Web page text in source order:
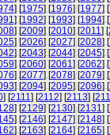
] [1975] [1976] [1977] [
] [1992] [1993] [1994] [
] [2009] [2010] [2011] [
] [2026] [2027] [2028] [
] [2043] [2044] [2045] [
] [2060] [2061] [2062] [
] [2077] [2078] [2079] [
] [2094] [2095] [2096] [
] [2111] [2112] [2113] [
] [2129] [2130] [2131] [
] [2146] [2147] [2148] [
] [2163] [2164] [2165] [